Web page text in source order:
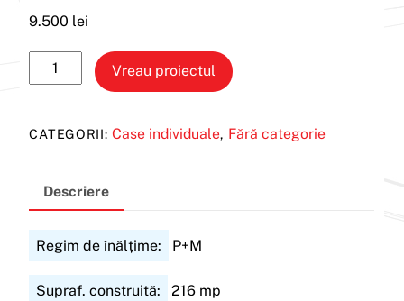
9.500 lei
Cantitate
Casa
Vreau proiectul
CATEGORII:Case individuale, Fără categorie
Descriere
Regim de înălțime: P+M
Supraf. construită: 216 mp